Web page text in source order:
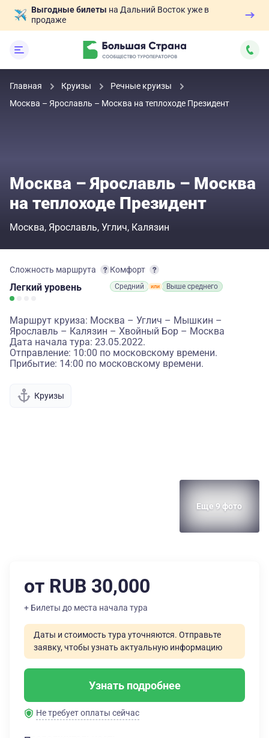
Выгодные билеты на Дальний Восток уже в
продаже
Главная Круизы
Речные круизы
Москва – Ярославль – Москва на теплоходе Президент
Москва – Ярославль – Москва
на теплоходе Президент
Москва Ярославль Углич Калязин
Сложность маршрута
Легкий уровень
Комфорт
Средний Выше среднего
Маршрут круиза: Москва – Углич – Мышкин –
Ярославль – Калязин – Хвойный Бор – Москва
Дата начала тура: 23.05.2022.
Отправление: 10:00 по московскому времени.
Прибытие: 14:00 по московскому времени.
Круизы
Еще 9 фото
от RUB 30,000
+ Билеты до места начала тура
Даты и стоимость тура уточняются. Отправьте
заявку, чтобы узнать актуальную информацию
Узнать подробнее
Не требует оплаты сейчас